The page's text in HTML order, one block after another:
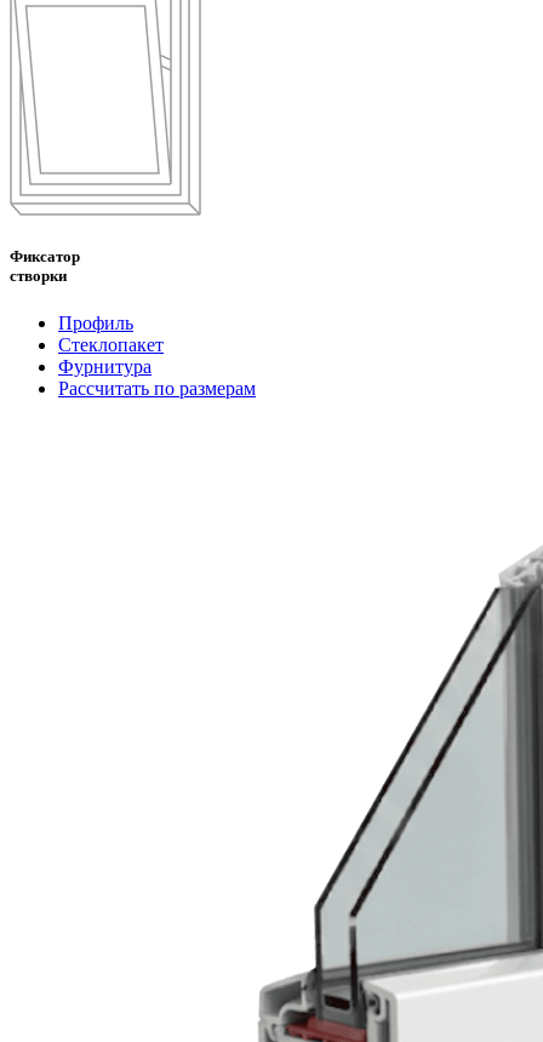
Фиксатор
створки
Профиль
Стеклопакет
Фурнитура
Рассчитать по размерам